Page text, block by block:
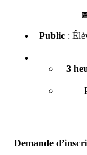
Public:
3
Demande